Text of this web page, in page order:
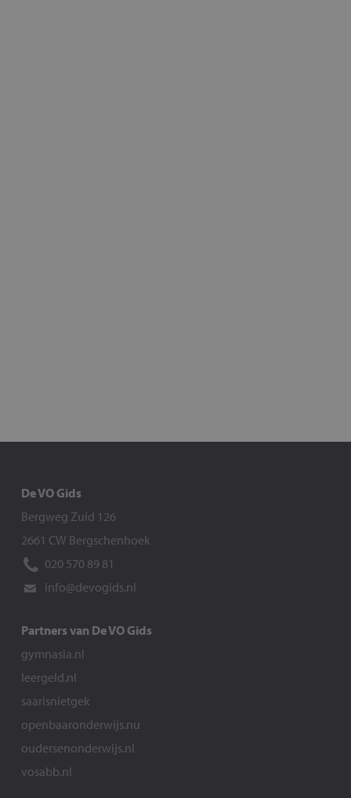
De VO Gids
Bergweg Zuid 126
2661 CW Bergschenhoek
020 570 89 81
info@devogids.nl
Partners van De VO Gids
gymnasia.nl
leergeld.nl
saarisnietgek
openbaaronderwijs.nu
oudersenonderwijs.nl
vosabb.nl